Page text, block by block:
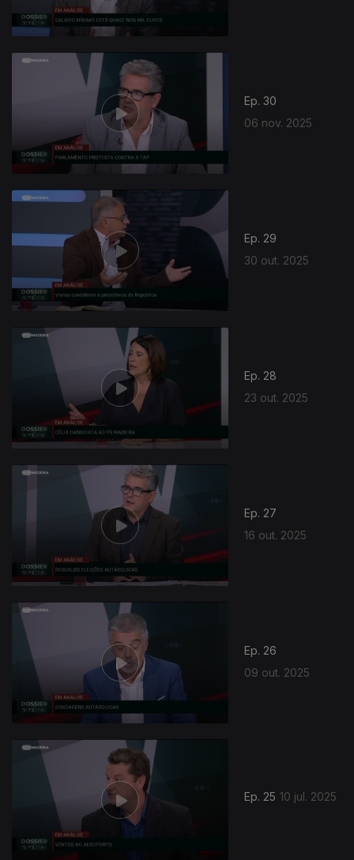
Ep. 30
06 nov. 2025
Ep. 29
30 out. 2025
Ep. 28
23 out. 2025
Ep. 27
16 out. 2025
Ep. 26
09 out. 2025
Ep. 25 10 jul. 2025
863430